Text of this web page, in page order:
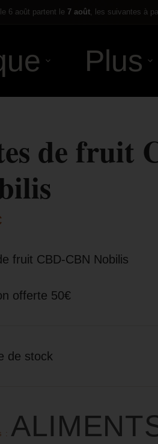
6 août partent le 7 août, les suivantes à
Plus
de fruit
fruit CBD-CBN Nobilis
offerte 50€
de stock
: